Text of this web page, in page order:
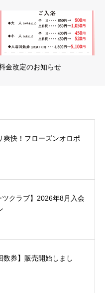
金改定のお知らせ
爽快！フローズンオロポ
ツクラブ】2026年8月入会
数券】販売開始しまし